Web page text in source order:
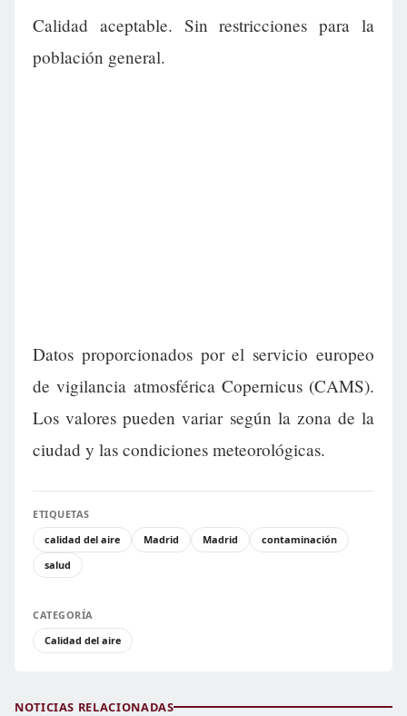
Calidad aceptable. Sin restricciones para la
población general.
Datos proporcionados por el servicio europeo
de vigilancia atmosférica Copernicus (CAMS).
Los valores pueden variar según la zona de la
ciudad y las condiciones meteorológicas.
ETIQUETAS
calidad del aire
Madrid Madrid
contaminación
salud
CATEGORÍA
Calidad del aire
NOTICIAS RELACIONADAS